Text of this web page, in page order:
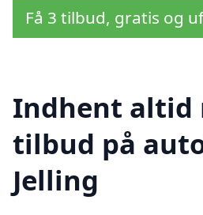
Få 3 tilbud, gratis og
Indhent altid
tilbud på
Jelling